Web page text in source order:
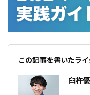
この記事を書いたラ
臼杵優